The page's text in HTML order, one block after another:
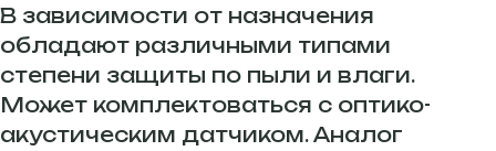
В зависимости от назначения
обладают различными типами
степени защиты по пыли и влаги.
Может комплектоваться с оптико-
акустическим датчиком. Аналог